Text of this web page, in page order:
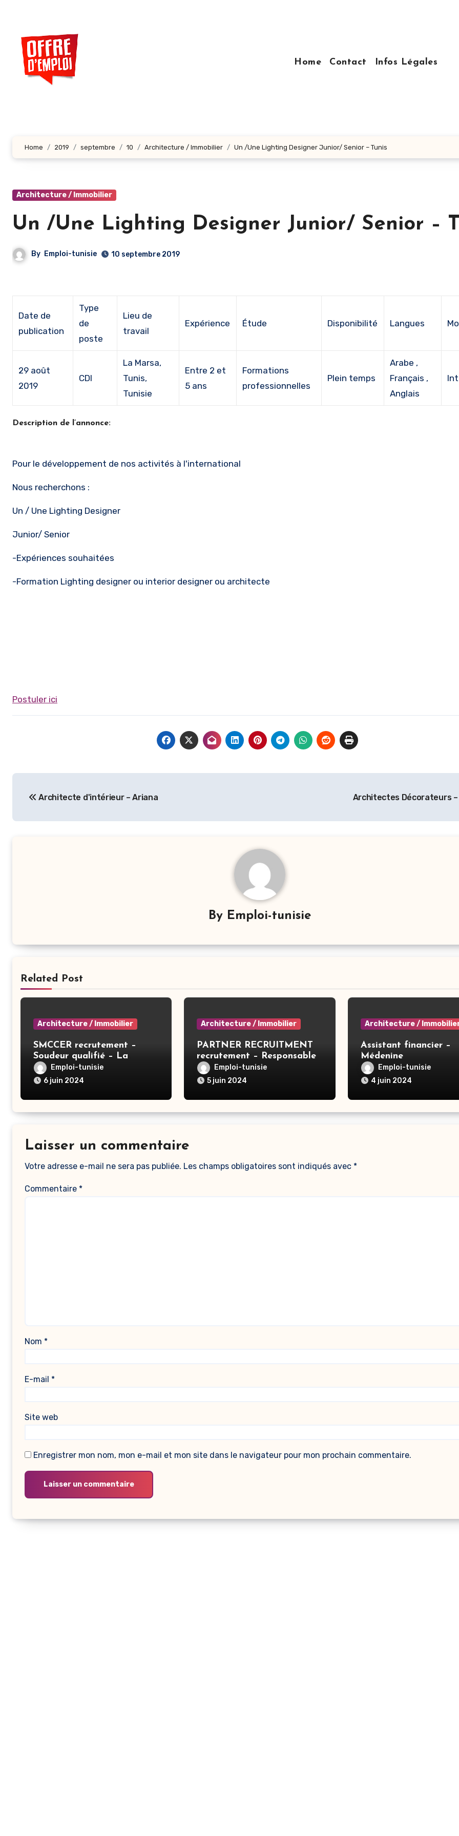
contenu
principal
Home
Contact Infos Légales
Home 2019 septembre 10 Architecture / Immobilier Un /Une Lighting Designer Junior/ Senior – Tunis
Architecture / Immobilier
Un /Une Lighting Designer Junior/ Senior –
By Emploi-tunisie 10 septembre 2019
Date de
publication
Type
de
poste
Lieu de
travail
Expérience Étude Disponibilité Langues
29 août
2019
CDI
La Marsa,
Tunis,
Tunisie
Entre 2 et
5 ans
Formations
professionnelles
Plein temps
Arabe ,
Français ,
Anglais
Description de l’annonce:
Pour le développement de nos activités à l'international
Nous recherchons :
Un / Une Lighting Designer
Junior/ Senior
-Expériences souhaitées
-Formation Lighting designer ou interior designer ou architecte
Postuler ici
de
l’article
Architecte d'intérieur – Ariana Architectes Décorateurs
By Emploi-tunisie
Related Post
Architecture / Immobilier
SMCCER recrutement –
Soudeur qualifié – La
Manouba
Emploi-tunisie
6 juin 2024
Architecture / Immobilier
PARTNER RECRUITMENT
recrutement – Responsable
Contrôle De
Gestion/Consolidation –
Emploi-tunisie
5 juin 2024
Architecture /
Assistant financier –
Médenine
Emploi-tunisie
4 juin 2024
Laisser un commentaire
Votre adresse e-mail ne sera pas publiée. Les champs obligatoires sont indiqués avec *
Commentaire *
Nom *
E-mail *
Site web
Enregistrer mon nom, mon e-mail et mon site dans le navigateur pour mon prochain commentaire.